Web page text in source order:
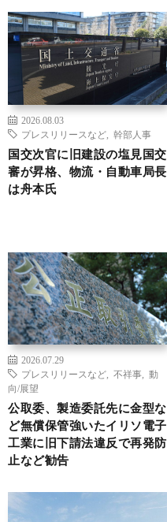
2026.08.03
プレスリリースなど
幹部人事
国交次官に旧建設の塩見国交
審が昇格、物流・自動車局長
は舟本氏
2026.07.29
プレスリリースなど
不祥事
動
向/展望
公取委、製造委託先に金型な
ど無償保管強いたイリソ電子
工業に旧下請法違反で再発防
止など勧告